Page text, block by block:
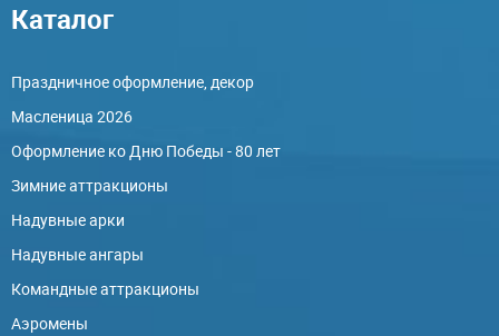
Каталог
Праздничное оформление, декор
Масленица 2026
Оформление ко Дню Победы - 80 лет
Зимние аттракционы
Надувные арки
Надувные ангары
Командные аттракционы
Аэромены